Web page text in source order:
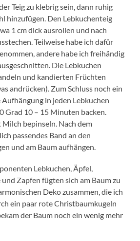
Teig zu klebrig sein, dann ruhig
hinzufügen. Den Lebkuchenteig
1 cm dick ausrollen und nach
Teilweise habe ich dafür
andere habe ich freihändig
Die Lebkuchen
und kandierten Früchten
andrücken). Zum Schluss noch ein
in jeden Lebkuchen
Grad 10 – 15 Minuten backen.
bepinseln. Nach dem
passendes Band an den
und am Baum aufhängen.
Lebkuchen, Äpfel,
Zapfen fügten sich am Baum zu
Deko zusammen, die ich
ein paar rote Christbaumkugeln
der Baum noch ein wenig mehr